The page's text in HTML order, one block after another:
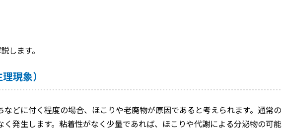
します。
現象）
どに付く程度の場合、ほこりや老廃物が原因であると考えられます。通常の
発生します。粘着性がなく少量であれば、ほこりや代謝による分泌物の可能